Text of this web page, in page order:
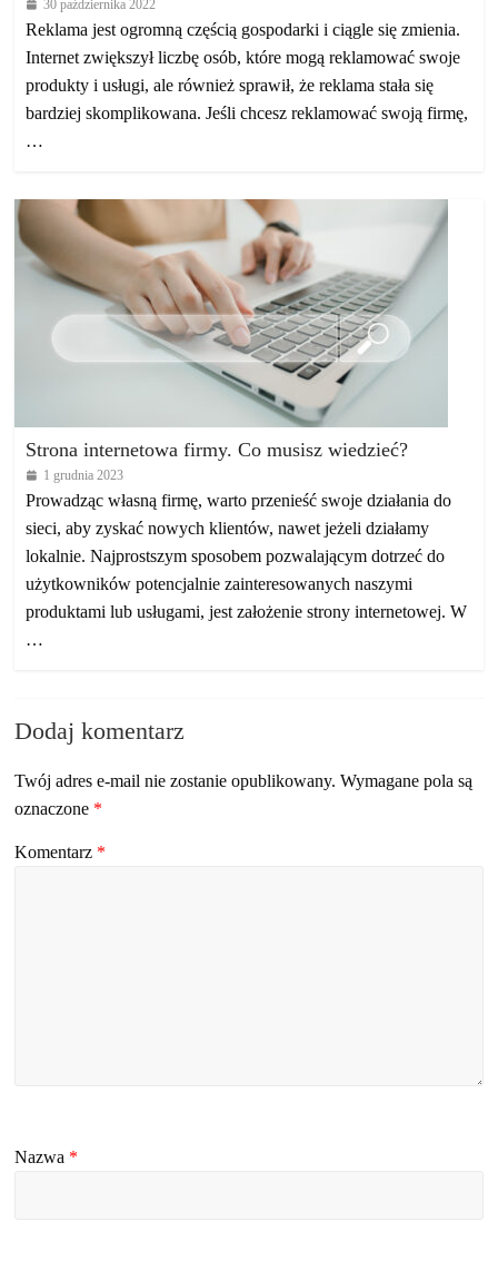
30 października 2022
Reklama jest ogromną częścią gospodarki i ciągle się zmienia.
Internet zwiększył liczbę osób, które mogą reklamować swoje
produkty i usługi, ale również sprawił, że reklama stała się
bardziej skomplikowana. Jeśli chcesz reklamować swoją firmę,
…
Strona internetowa firmy. Co musisz wiedzieć?
1 grudnia 2023
Prowadząc własną firmę, warto przenieść swoje działania do
sieci, aby zyskać nowych klientów, nawet jeżeli działamy
lokalnie. Najprostszym sposobem pozwalającym dotrzeć do
użytkowników potencjalnie zainteresowanych naszymi
produktami lub usługami, jest założenie strony internetowej. W
…
Dodaj komentarz
Twój adres e-mail nie zostanie opublikowany. Wymagane pola są
oznaczone *
Komentarz *
Nazwa *